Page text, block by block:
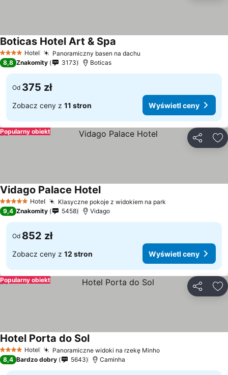
4 KategoriaHotel Panoramiczny basen na dachu
Boticas Hotel Art & Spa
8,8 Znakomity 3173 Boticas
Od 375 zł
Zobacz ceny z 11 stron Wyświetl ceny
Popularny obiekt
5 KategoriaHotel Klasyczne pokoje z widokiem na park
Vidago Palace HotelWyświetl ceny
9,4 Znakomity 5458 Vidago
Od 852 zł
Zobacz ceny z 12 stron Wyświetl ceny
Popularny obiekt
4 KategoriaHotel Panoramiczne widoki na rzekę MinhoWyświetl ceny
Hotel Porta do SolWyświetl ceny
8,4 Bardzo dobry 5643 Caminha